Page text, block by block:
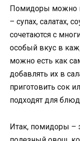
Помидоры можно
– супах, салатах,
сочетаются с
особый вкус в
можно есть как
добавлять их в
приготовить сок
подходят для
Итак, помидоры –